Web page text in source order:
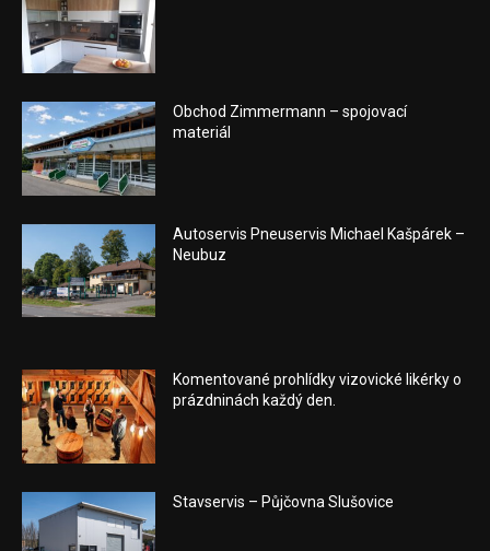
Obchod Zimmermann – spojovací
materiál
Autoservis Pneuservis Michael Kašpárek –
Neubuz
Komentované prohlídky vizovické likérky o
prázdninách každý den.
Stavservis – Půjčovna Slušovice